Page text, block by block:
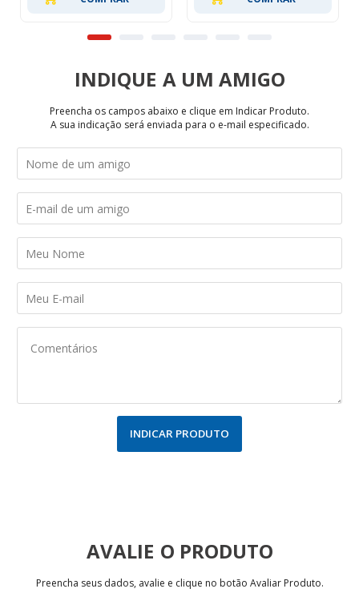
INDIQUE
Preencha os campos abaixo e clique em Indicar Produto.
A sua indicação será enviada para o e-mail especificado.
INDICAR PRODUTO
AVALIE
Preencha seus dados, avalie e clique no botão Avaliar Produto.